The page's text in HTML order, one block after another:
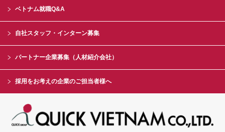
ベトナム就職Q&A
自社スタッフ・インターン募集
パートナー企業募集（人材紹介会社）
採用をお考えの企業のご担当者様へ